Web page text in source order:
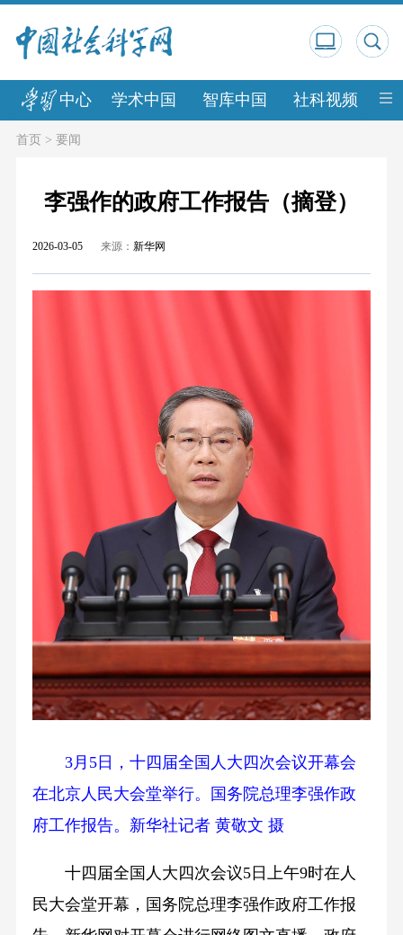
中心 学术中国 智库中国 社科视频 中
首页> 要闻
李强作的政府工作报告（摘登）
2026-03-05 来源： 新华网
3月5日，十四届全国人大四次会议开幕会
在北京人民大会堂举行。国务院总理李强作政
府工作报告。新华社记者 黄敬文 摄
十四届全国人大四次会议5日上午9时在人
民大会堂开幕，国务院总理李强作政府工作报